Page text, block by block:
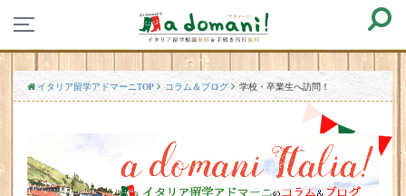
イタリア留学アドマーニTOP コラム＆ブログ 学校・卒業生へ訪問！